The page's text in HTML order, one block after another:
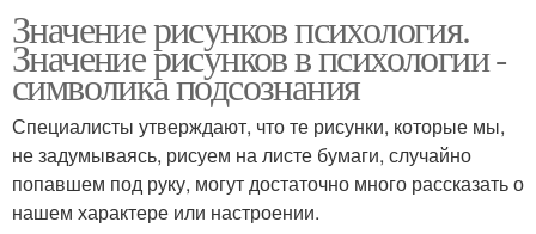
Значение рисунков психология.
Значение рисунков в психологии -
символика подсознания
Специалисты утверждают, что те рисунки, которые мы,
не задумываясь, рисуем на листе бумаги, случайно
попавшем под руку, могут достаточно много рассказать о
нашем характере или настроении.